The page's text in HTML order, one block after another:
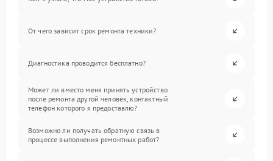
От чего зависит срок ремонта техники?
Диагностика проводится бесплатно?
Может ли вместо меня принять устройство
после ремонта другой человек, контактный
телефон которого я предоставлю?
Возможно ли получать обратную связь в
процессе выполнения ремонтных работ?